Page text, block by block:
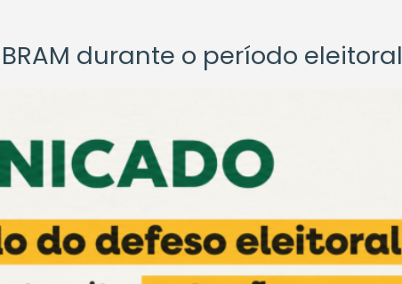
durante o período eleitoral